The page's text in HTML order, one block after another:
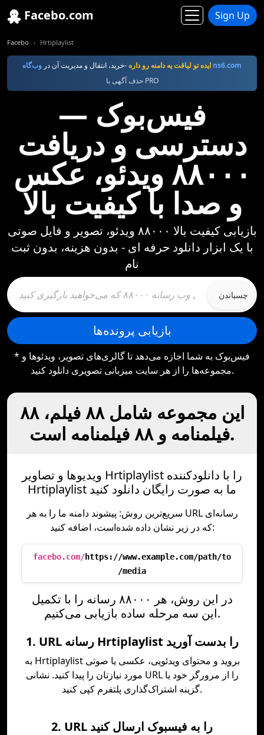
Facebo.com Sign Up
Facebo Hrtiplaylist
ايده تو لياقت يه دامنه رو داره-خرید، انتقال و مدیریت آن در
وب‌گاه ns6.com
حذف آگهی با PRO
فیس‌بوک —
دسترسی و دریافت
۸۸۰۰۰ ویدئو، عکس
و صدا با کیفیت بالا
بازیابی کیفیت بالا ۸۸۰۰۰ ویدئو، تصویر و فایل صوتی
با یک ابزار دانلود حرفه ای - بدون هزینه، بدون ثبت
نام
چسباندن
بازیابی پرونده‌ها
* فیس‌بوک به شما اجازه می‌دهد تا گالری‌های تصویر، ویدئوها و
مجموعه‌ها را از هر سایت میزبانی تصویری دانلود کنید.
این مجموعه شامل ۸۸ فیلم، ۸۸
فیلمنامه و ۸۸ فیلمنامه است.
ویدیوها و تصاویر Hrtiplaylist را با دانلودکننده
Hrtiplaylist ما به صورت رایگان دانلود کنید
سریع‌ترین روش: پیشوند دامنه ما را به هر URL رسانه‌ای
که در زیر نشان داده شده‌است، اضافه کنید:
facebo.com/https://www.example.com/path/to
/media
در این روش، هر ۸۸۰۰۰ رسانه را با تکمیل
این سه مرحله ساده بازیابی می‌کنیم.
1. URL رسانه Hrtiplaylist را بدست آورید
به Hrtiplaylist بروید و محتوای ویدئویی، عکسی یا صوتی
مورد نیازتان را پیدا کنید. نشانی URL را از مرورگر خود یا
گزینه اشتراک‌گذاری پلتفرم کپی کنید.
2. URL را به فیسبوک ارسال کنید